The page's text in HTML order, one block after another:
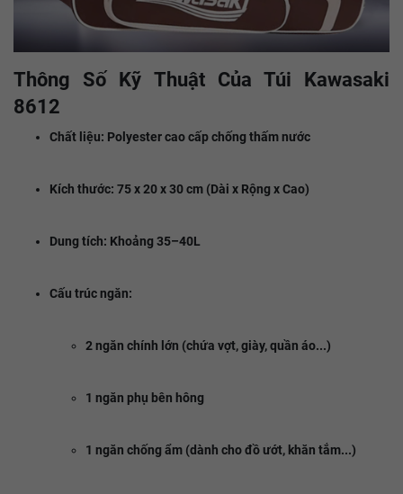
Thông Số Kỹ Thuật Của Túi Kawasaki
8612
Chất liệu: Polyester cao cấp chống thấm nước
Kích thước: 75 x 20 x 30 cm (Dài x Rộng x Cao)
Dung tích: Khoảng 35–40L
Cấu trúc ngăn:
2 ngăn chính lớn (chứa vợt, giày, quần áo...)
1 ngăn phụ bên hông
1 ngăn chống ẩm (dành cho đồ ướt, khăn tắm...)